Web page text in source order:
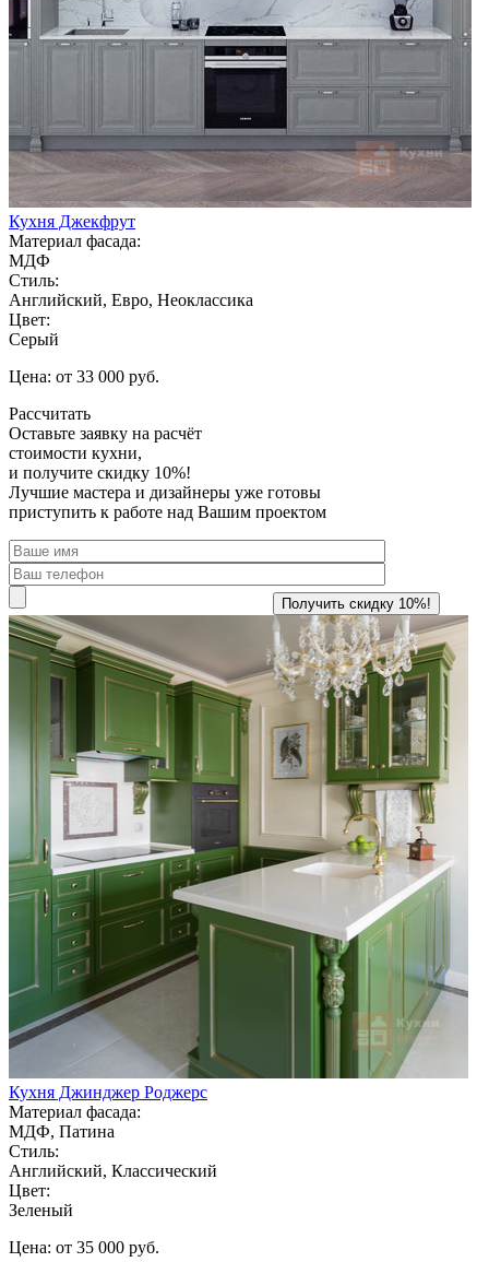
Кухня Джекфрут
Материал фасада:
МДФ
Стиль:
Английский, Евро, Неоклассика
Цвет:
Серый
Цена: от 33 000 руб.
Рассчитать
Оставьте заявку на расчёт
стоимости кухни,
и получите скидку 10%!
Лучшие мастера и дизайнеры уже готовы
приступить к работе над Вашим проектом
Кухня Джинджер Роджерс
Материал фасада:
МДФ, Патина
Стиль:
Английский, Классический
Цвет:
Зеленый
Цена: от 35 000 руб.